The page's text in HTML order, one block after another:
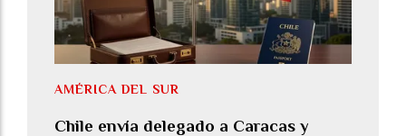
Chile envía delegado a Caracas y
AMÉRICA DEL SUR